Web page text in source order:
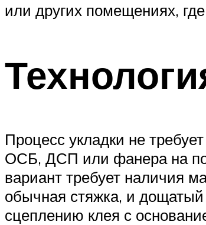
или других помещениях,
Процесс укладки не
ОСБ, ДСП или фанера на
вариант требует наличия
обычная стяжка, и
сцеплению клея с